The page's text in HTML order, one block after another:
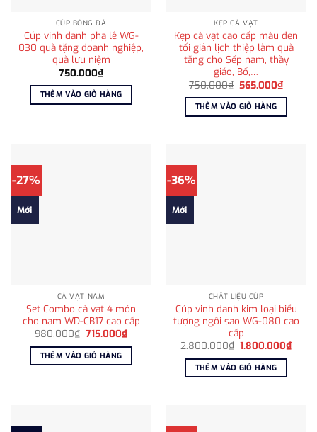
CÚP BÓNG ĐÁ
Cúp vinh danh pha lê WG-
030 quà tặng doanh nghiệp,
quà lưu niệm
750.000₫
THÊM VÀO GIỎ HÀNG
KẸP CÀ VẠT
Kẹp cà vạt cao cấp màu đen
tối giản lịch thiệp làm quà
tặng cho Sếp nam, thầy
giáo, Bố,…
750.000₫ Giá
là:
750.000₫.
565.000₫Giá
hiện
tại
THÊM VÀO GIỎ HÀNG
-27%
Mới
CÀ VẠT NAM
Set Combo cà vạt 4 món
cho nam WD-CB17 cao cấp
980.000₫ Giá
là:
980.000₫.
715.000₫Giá
hiện
tại
715.000₫.
THÊM VÀO GIỎ HÀNG
-36%
Mới
CHẤT LIỆU CÚP
Cúp vinh danh kim loại biểu
tượng ngôi sao WG-080 cao
cấp
2.800.000₫ Giá
là:
2.800.000₫.
1.800.000₫Giá
hiện
THÊM VÀO GIỎ HÀNG